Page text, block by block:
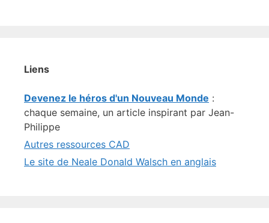
Liens
Devenez le héros d'un Nouveau Monde :
chaque semaine, un article inspirant par Jean-
Philippe
Autres ressources CAD
Le site de Neale Donald Walsch en anglais